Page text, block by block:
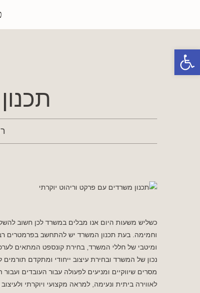
כשליש משעות היום אנו מבלים במשרד לכן חשוב
וחמימה. בעת תכנון המשרד יש להתחשב בפרמטרים
ומיטבי של חללי המשרד, בחירת קונספט המתאים
נכון של המשרד ובחירת עיצוב ייחודי ומתקדם
מסרים שיווקיים ומניעים לפעולה עבור העובדים
לאווירה ביתית ונעימה, למראה מקצועי ויוקרתי
פתח סרגל נגישות